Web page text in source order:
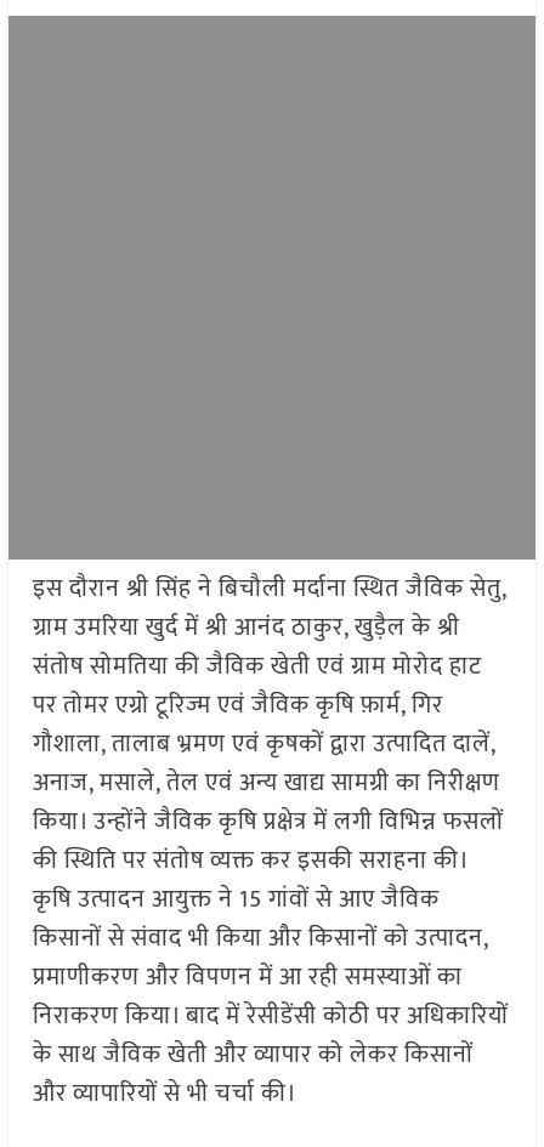
इस दौरान श्री सिंह ने बिचौली मर्दाना स्थित जैविक सेतु,
ग्राम उमरिया खुर्द में श्री आनंद ठाकुर, खुड़ैल के श्री
संतोष सोमतिया की जैविक खेती एवं ग्राम मोरोद हाट
पर तोमर एग्रो टूरिज्म एवं जैविक कृषि फ़ार्म, गिर
गौशाला, तालाब भ्रमण एवं कृषकों द्वारा उत्पादित दालें,
अनाज, मसाले, तेल एवं अन्य खाद्य सामग्री का निरीक्षण
किया। उन्होंने जैविक कृषि प्रक्षेत्र में लगी विभिन्न फसलों
की स्थिति पर संतोष व्यक्त कर इसकी सराहना की।
कृषि उत्पादन आयुक्त ने 15 गांवों से आए जैविक
किसानों से संवाद भी किया और किसानों को उत्पादन,
प्रमाणीकरण और विपणन में आ रही समस्याओं का
निराकरण किया। बाद में रेसीडेंसी कोठी पर अधिकारियों
के साथ जैविक खेती और व्यापार को लेकर किसानों
और व्यापारियों से भी चर्चा की।